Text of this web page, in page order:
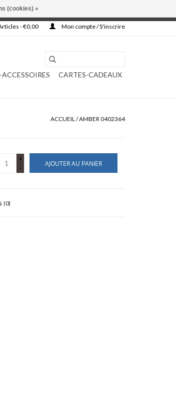
- €0,00 Mon compte / S'inscrire
CARTES-CADEAUX
ACCUEIL/AMBER 0402364
+
-
AJOUTER AU PANIER
(0)
(cookies) »